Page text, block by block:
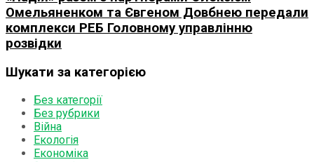
Омельяненком та Євгеном Довбнею передали
комплекси РЕБ Головному управлінню
розвідки
Шукати за категорією
Без категорії
Без рубрики
Війна
Екологія
Економіка